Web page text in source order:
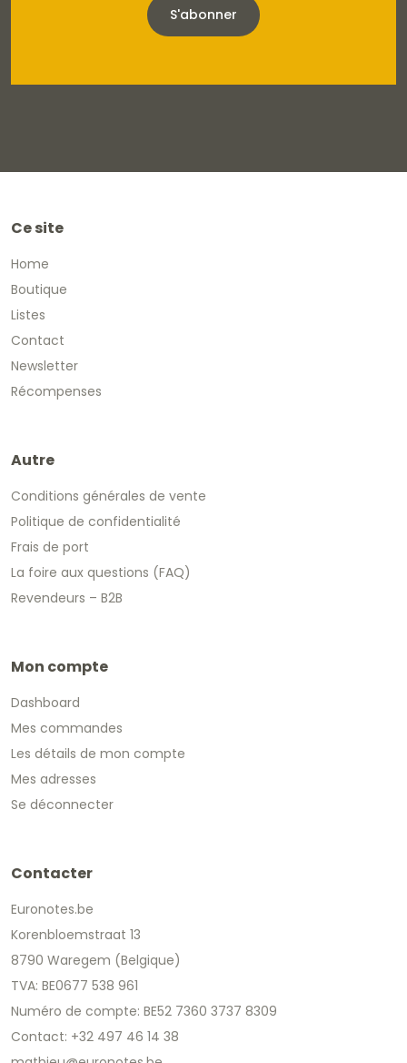
S'abonner
Ce site
Home
Boutique
Listes
Contact
Newsletter
Récompenses
Autre
Conditions générales de vente
Politique de confidentialité
Frais de port
La foire aux questions (FAQ)
Revendeurs – B2B
Mon compte
Dashboard
Mes commandes
Les détails de mon compte
Mes adresses
Se déconnecter
Contacter
Euronotes.be
Korenbloemstraat 13
8790 Waregem (Belgique)
TVA: BE0677 538 961
Numéro de compte: BE52 7360 3737 8309
Contact: +32 497 46 14 38